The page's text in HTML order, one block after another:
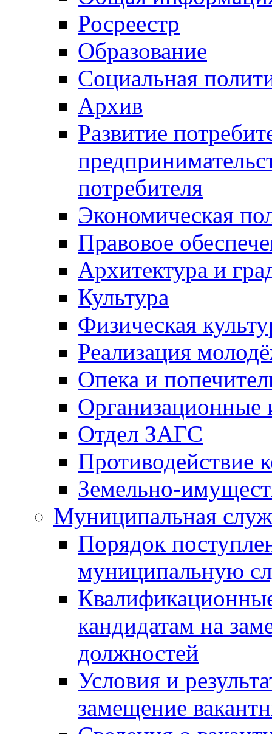
Росреестр
Образование
Социальная
Архив
Развитие
потребителя
Экономическая
Правовое
Архитектура и
Культура
Физическая
Реализация
Опека и
Отдел ЗАГС
Противодействие
Земельно-
Муниципальная
Порядок
муниципальную
кандидатам на
должностей
Условия и
замещение